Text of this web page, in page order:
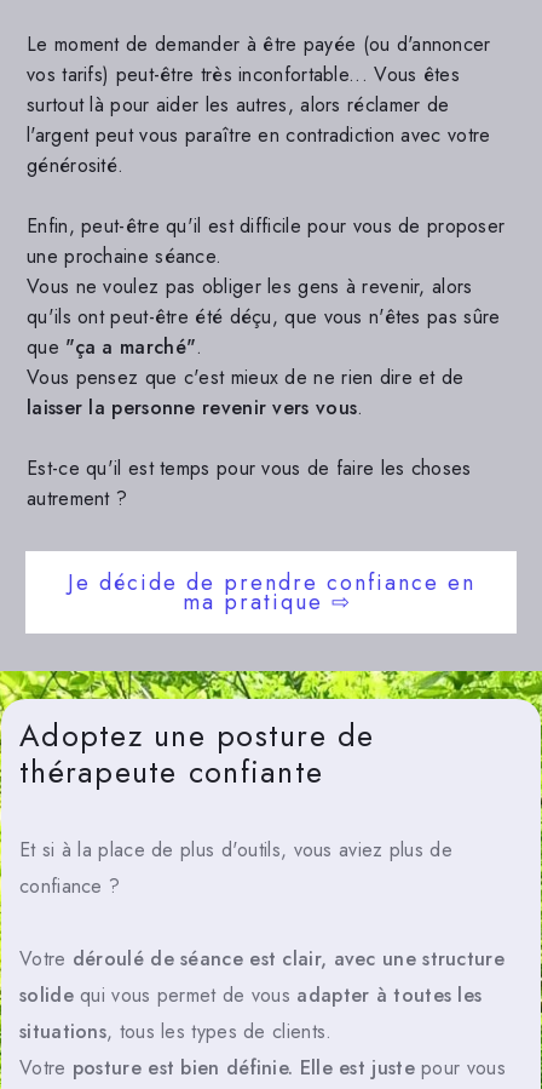
Le moment de demander à être payée (ou d'annoncer
vos tarifs) peut-être très inconfortable... Vous êtes
surtout là pour aider les autres, alors réclamer de
l'argent peut vous paraître en contradiction avec votre
générosité.
Enfin, peut-être qu'il est difficile pour vous de proposer
une prochaine séance.
Vous ne voulez pas obliger les gens à revenir, alors
qu'ils ont peut-être été déçu, que vous n'êtes pas sûre
que "ça a marché".
Vous pensez que c'est mieux de ne rien dire et de
laisser la personne revenir vers vous.
Est-ce qu'il est temps pour vous de faire les choses
autrement ?
Je décide de prendre confiance en
ma pratique ⇨
Adoptez une posture de
thérapeute confiante
Et si à la place de plus d'outils, vous aviez plus de
confiance ?
Votre déroulé de séance est clair, avec une structure
solidequi vous permet de vous adapter à toutes les
situations, tous les types de clients.
Votre posture est bien définie. Elle est justepour vous